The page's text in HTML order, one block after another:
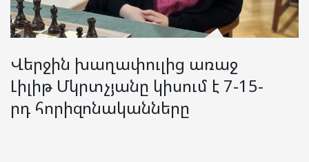
Վերջին խաղափուլից առաջ
Լիլիթ Մկրտչյանը կիսում է 7-15-
րդ հորիզոնականները